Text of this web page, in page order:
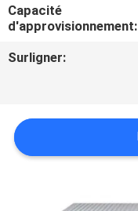
NOUVELLES
DEMANDEZ
UNE
Capacité
d'approvisionnement:
Surligner: